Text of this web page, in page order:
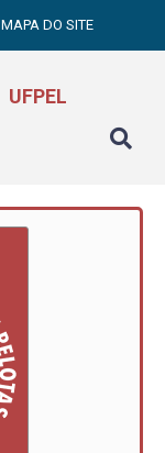
MAPA DO SITE
UFPEL